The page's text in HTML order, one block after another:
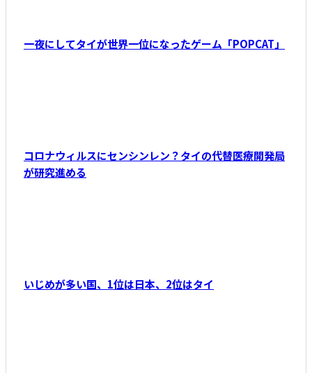
一夜にしてタイが世界一位になったゲーム「POPCAT」
コロナウィルスにセンシンレン？タイの代替医療開発局
が研究進める
いじめが多い国、1位は日本、2位はタイ